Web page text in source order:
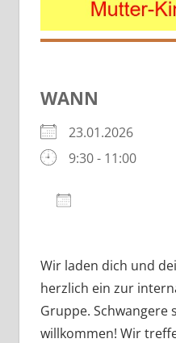
WANN
23.01.2026
9:30 - 11:00
Wir laden dich und
herzlich ein zur
Gruppe. Schwangere
willkommen! Wir